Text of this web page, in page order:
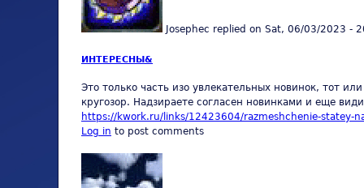
Josephec replied on Sat, 06/03/2023 -
ИНТЕРЕСНЫ&
Это только часть изо увлекательных новинок, тот
кругозор. Надзираете согласен новинками и еще
https://kwork.ru/links/12423604/razmeshchenie-statey-
Log in to post comments